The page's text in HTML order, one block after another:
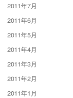
2011年7月
2011年6月
2011年5月
2011年4月
2011年3月
2011年2月
2011年1月